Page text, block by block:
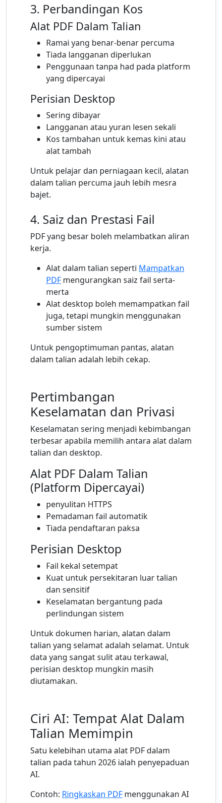
3. Perbandingan Kos
Alat PDF Dalam Talian
Ramai yang benar-benar percuma
Tiada langganan diperlukan
Penggunaan tanpa had pada platform
yang dipercayai
Perisian Desktop
Sering dibayar
Langganan atau yuran lesen sekali
Kos tambahan untuk kemas kini atau
alat tambah
Untuk pelajar dan perniagaan kecil, alatan
dalam talian percuma jauh lebih mesra
bajet.
4. Saiz dan Prestasi Fail
PDF yang besar boleh melambatkan aliran
kerja.
Alat dalam talian seperti Mampatkan
PDF mengurangkan saiz fail serta-
merta
Alat desktop boleh memampatkan fail
juga, tetapi mungkin menggunakan
sumber sistem
Untuk pengoptimuman pantas, alatan
dalam talian adalah lebih cekap.
Pertimbangan
Keselamatan dan Privasi
Keselamatan sering menjadi kebimbangan
terbesar apabila memilih antara alat dalam
talian dan desktop.
Alat PDF Dalam Talian
(Platform Dipercayai)
penyulitan HTTPS
Pemadaman fail automatik
Tiada pendaftaran paksa
Perisian Desktop
Fail kekal setempat
Kuat untuk persekitaran luar talian
dan sensitif
Keselamatan bergantung pada
perlindungan sistem
Untuk dokumen harian, alatan dalam
talian yang selamat adalah selamat. Untuk
data yang sangat sulit atau terkawal,
perisian desktop mungkin masih
diutamakan.
Ciri AI: Tempat Alat Dalam
Talian Memimpin
Satu kelebihan utama alat PDF dalam
talian pada tahun 2026 ialah penyepaduan
AI.
Contoh: Ringkaskan PDF menggunakan AI